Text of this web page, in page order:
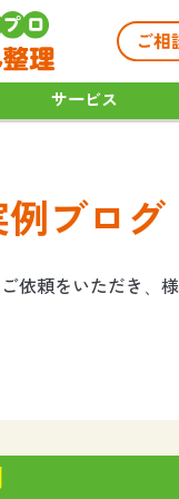
サービス
ブログ
依頼をいただき、